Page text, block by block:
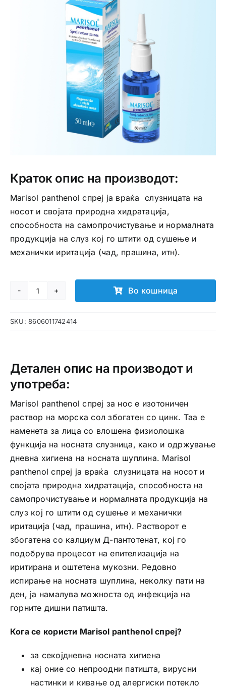
Интимно здравје
Лична хигиена
Медицински апрати
Краток опис на производот:
Marisol panthenol спреј ja враќа слузницата на
носот и својата природна хидратација,
способноста на самопрочистување и нормалната
продукција на слуз кој го штити од сушење и
механички иритација (чад, прашина, итн).
Marisol
спреј
количина
Во кошница
SKU:8606011742414
Детален опис на производот и
употреба:
Marisol panthenol спреј за нос е изотоничен
раствор на морска сол збогатен со цинк. Таа е
наменета за лица со влошена физиолошка
функција на носната слузница, како и одржување
дневна хигиена на носната шуплина. Marisol
panthenol спреј ja враќа слузницата на носот и
својата природна хидратација, способноста на
самопрочистување и нормалната продукција на
слуз кој го штити од сушење и механички
иритација (чад, прашина, итн). Растворот е
збогатена со калциум Д-пантотенат, кој го
подобрува процесот на епителизација на
иритирана и оштетена мукозни. Редовно
испирање на носната шуплина, неколку пати на
ден, ја намалува можноста од инфекција на
горните дишни патишта.
Кога се користи Marisol panthenol спреј?
за секојдневна носната хигиена
кај оние со непроодни патишта, вирусни
настинки и кивање од алергиски потекло